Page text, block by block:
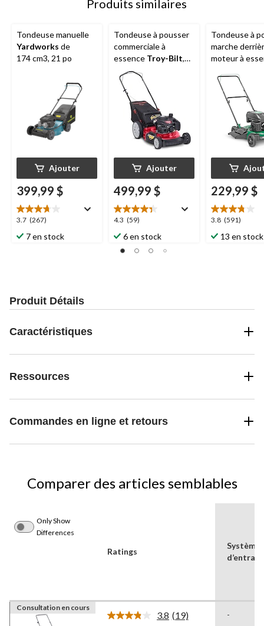
Produits similaires
Tondeuse manuelle
Yardworks de
174 cm3, 21 po
Ajouter
399,99 $
3.7 (267)
3.7
étoile(s)
sur
7 en stock
Tondeuse à pousser
commerciale à
essence Troy-Bilt,
163 cm
Ajouter
499,99 $
4.3 (59)
4.3
étoile(s)
sur
5.
6 en stock
Tondeuse à
marche
moteur à
en-1 150 cm
Certified
éjection
21 po
229,99 $
3.8 (591)
3.8
étoile(s)
sur
13 en stock
Produit Détails
Caractéristiques
Ressources
Commandes en ligne et retours
Comparer des articles semblables
Only Show
Differences
Ratings
Système
Consultation en cours
3.8 Lire
(19) -